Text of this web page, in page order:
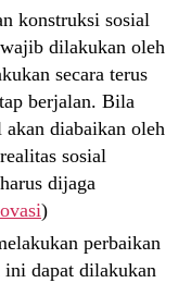
konstruksi sosial
dilakukan oleh
secara terus
berjalan. Bila
diabaikan oleh
sosial
dijaga
)
perbaikan
ini dapat dilakukan